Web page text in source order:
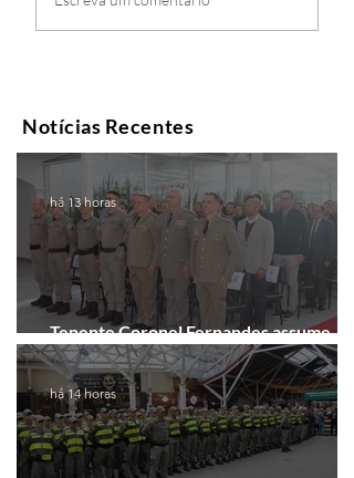
Notícias Recentes
Tenente Coronel Fernandes assume
comando do 41º BPM em Gramado
há 13 horas
há 14 horas